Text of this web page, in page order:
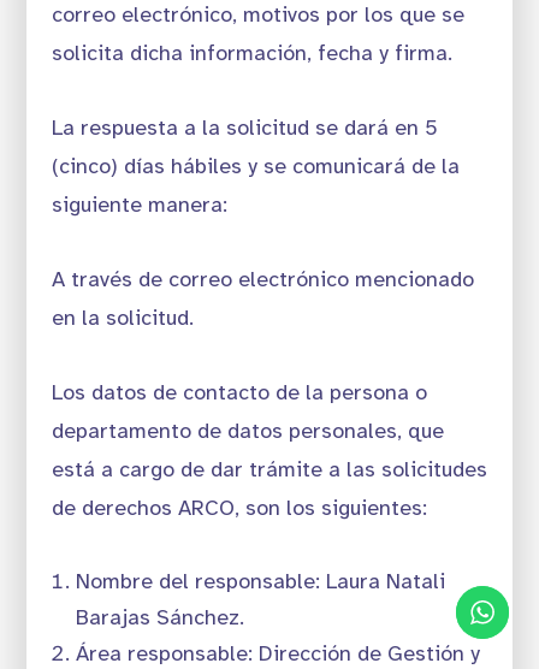
correo electrónico, motivos por los que se
solicita dicha información, fecha y firma.
La respuesta a la solicitud se dará en 5
(cinco) días hábiles y se comunicará de la
siguiente manera:
A través de correo electrónico mencionado
en la solicitud.
Los datos de contacto de la persona o
departamento de datos personales, que
está a cargo de dar trámite a las solicitudes
de derechos ARCO, son los siguientes:
Nombre del responsable: Laura Natali
Barajas Sánchez.
Área responsable: Dirección de Gestión y